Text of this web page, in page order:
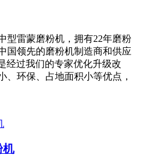
型雷蒙磨粉机，拥有22年磨粉
国领先的磨粉机制造商和供应
经过我们的专家优化升级改
、环保、占地面积小等优点，
机